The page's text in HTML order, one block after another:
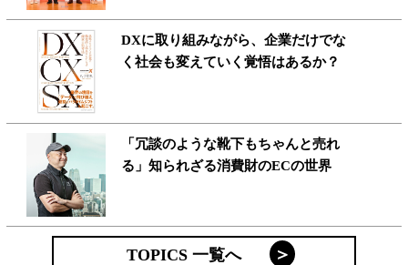
DXに取り組みながら、企業だけでな
く社会も変えていく覚悟はあるか？
「冗談のような靴下もちゃんと売れ
る」知られざる消費財のECの世界
TOPICS 一覧へ